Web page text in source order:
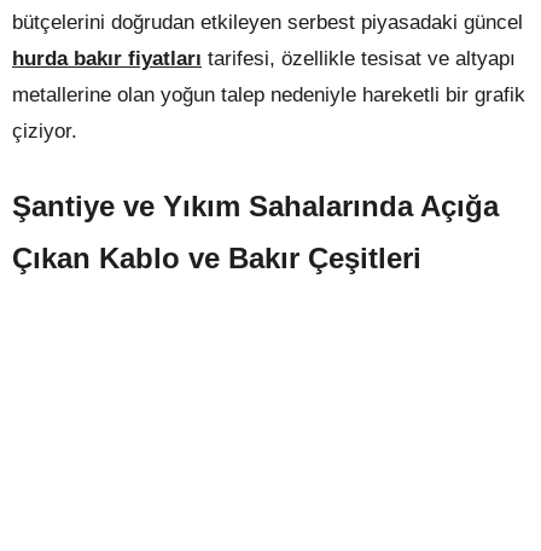
bütçelerini doğrudan etkileyen serbest piyasadaki güncel
hurda bakır fiyatları tarifesi, özellikle tesisat ve altyapı
metallerine olan yoğun talep nedeniyle hareketli bir grafik
çiziyor.
Şantiye ve Yıkım Sahalarında Açığa
Çıkan Kablo ve Bakır Çeşitleri